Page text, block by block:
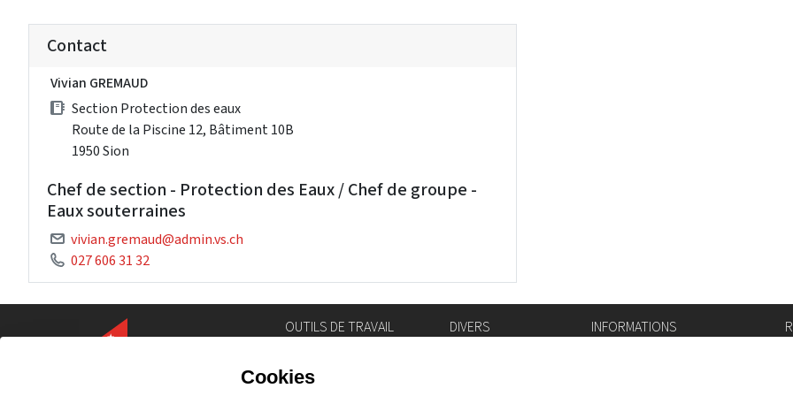
Contact
Vivian GREMAUD
Section Protection des eaux
Route de la Piscine 12, Bâtiment 10B
1950 Sion
Chef de section - Protection des Eaux / Chef de groupe -
Eaux souterraines
vivian.gremaud@admin.vs.ch
027 606 31 32
OUTILS DE TRAVAIL
Géoportail
DIVERS
INFORMATIONS